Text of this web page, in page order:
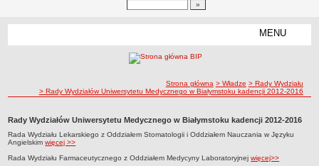
MENU
Podstawa prawna funkcjonowania
Misja i Strategia
Kodeks etyki pracownika naukowego
Struktura organizacyjna
WŁADZE
ścieżka nawigacji
Strona główna > Władze > Rady Wydziału
> Rady Wydziałów Uniwersytetu Medycznego w Białymstoku kadencji 2012-2016
Rady Wydziałów Uniwersytetu Medycznego w Białymstoku kadencji 2012-2016
Rada Wydziału Lekarskiego z Oddziałem Stomatologii i Oddziałem Nauczania w Języku
Angielskimwięcej >>
Rada Wydziału Farmaceutycznego z Oddziałem Medycyny Laboratoryjnejwięcej>>